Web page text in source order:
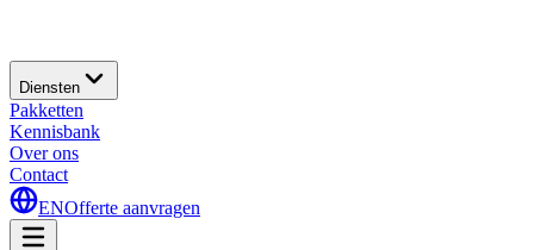
Diensten
Pakketten
Kennisbank
Over ons
Contact
ENOfferte aanvragen